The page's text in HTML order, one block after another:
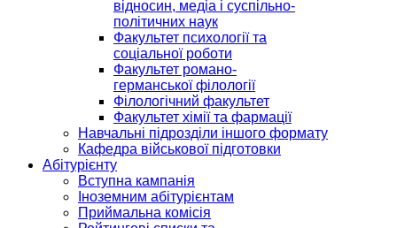
відносин, медіа і суспільно-
політичних наук
Факультет психології та
соціальної роботи
Факультет романо-
германської філології
Філологічний факультет
Факультет хімії та фармації
Навчальні підрозділи іншого формату
Кафедра військової підготовки
Абітурієнту
Вступна кампанія
Іноземним абітурієнтам
Приймальна комісія